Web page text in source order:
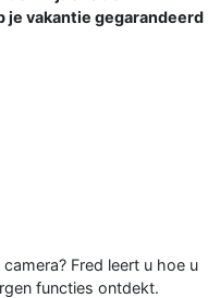
je vakantie gegarandeerd
Fred leert u hoe u
functies ontdekt.